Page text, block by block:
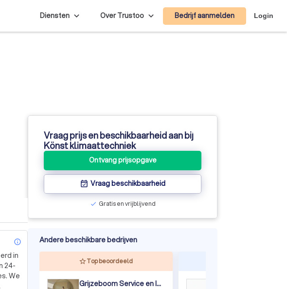
Diensten Over Trustoo Bedrijf aanmelden Login
info_outline
in
24-
We
Vraag prijs en beschikbaarheid aan bij
Könst klimaattechniek
Ontvang prijsopgave
event_available Vraag beschikbaarheid
check Gratis en vrijblijvend
Andere beschikbare bedrijven
Top beoordeeld
Grijzeboom Service en Installatie